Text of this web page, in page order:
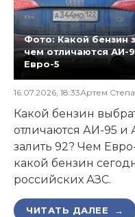
Фото: Какой бензин
чем отличаются АИ-
Евро-5
16.07.2026, 18:33Артем
Какой бензин
отличаются АИ-95 и
залить 92? Чем
какой бензин
российских АЗС.
ЧИТАТЬ ДАЛЕЕ →